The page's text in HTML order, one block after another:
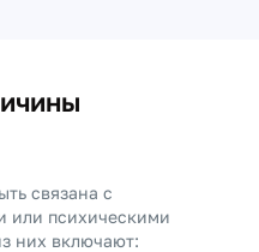
связана с
или психическими
них включают: